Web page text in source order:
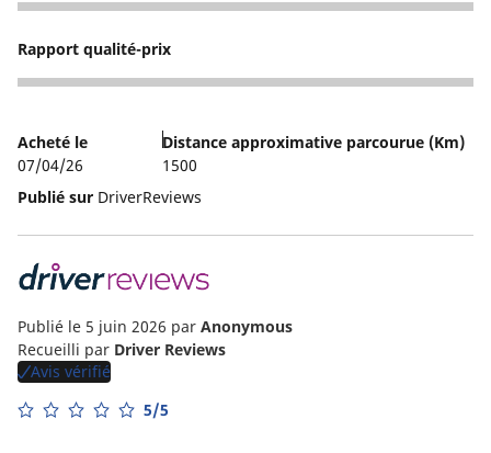
5
Rapport qualité-prix
5
Acheté le
07/04/26
Distance approximative parcourue (Km)
1500
Publié sur DriverReviews
Publié le 5 juin 2026 par Anonymous
Recueilli par Driver Reviews
Avis vérifié
5/5